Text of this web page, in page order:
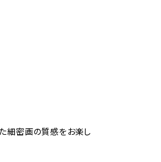
細密画の質感をお楽し